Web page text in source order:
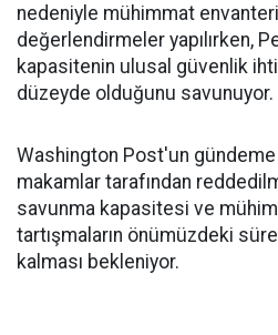
nedeniyle mühimmat
değerlendirmeler yapılırken,
kapasitenin ulusal güvenlik
düzeyde olduğunu savunuyor.
Washington Post'un gündeme
makamlar tarafından
savunma kapasitesi ve
tartışmaların önümüzdeki
kalması bekleniyor.